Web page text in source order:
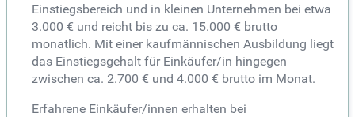
Einstiegsbereich und in kleinen Unternehmen bei etwa
3.000 € und reicht bis zu ca. 15.000 € brutto
monatlich. Mit einer kaufmännischen Ausbildung liegt
das Einstiegsgehalt für Einkäufer/in hingegen
zwischen ca. 2.700 € und 4.000 € brutto im Monat.
Erfahrene Einkäufer/innen erhalten bei